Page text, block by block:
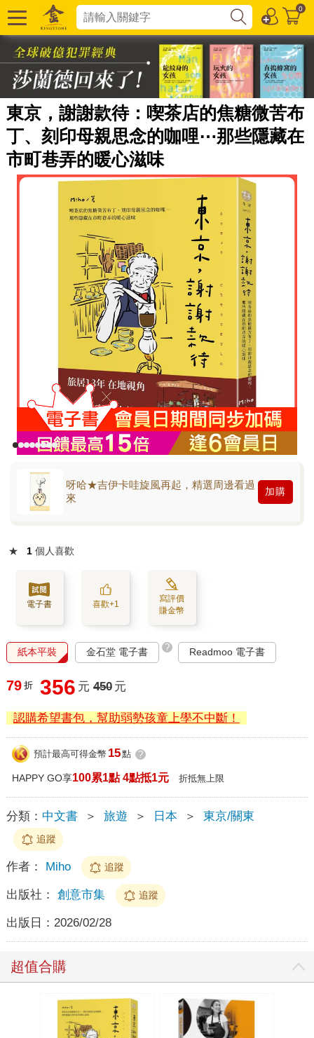
0
東京，謝謝款待：喫茶店的焦糖微苦布
丁、刻印母親思念的咖哩⋯那些隱藏在
市町巷弄的暖心滋味
呀哈★吉伊卡哇旋風再起，精選周邊看過
來
加購
★ 1 個人喜歡
電子書 喜歡+1
寫評價
賺金幣
紙本平裝 金石堂 電子書 ? Readmoo 電子書
79 折 356 元 450 元
認購希望書包，幫助弱勢孩童上學不中斷！
預計最高可得金幣 15點 ?
HAPPY GO享100累1點 4點抵1元 折抵無上限
分類： 中文書 ＞ 旅遊 ＞ 日本 ＞ 東京/關東
追蹤
作者： Miho 追蹤
出版社： 創意市集 追蹤
出版日： 2026/02/28
超值合購